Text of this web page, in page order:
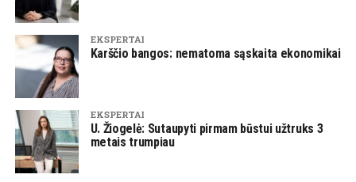
EKSPERTAI
Karščio bangos: nematoma sąskaita ekonomikai
EKSPERTAI
U. Žiogelė: Sutaupyti pirmam būstui užtruks 3
metais trumpiau